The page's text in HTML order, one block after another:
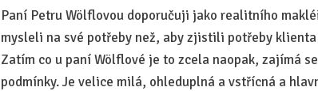
Paní Petru Wölflovou doporučuji jako realitního
mysleli na své potřeby než, aby zjistili potřeby
Zatím co u paní Wölflové je to zcela naopak, zajímá
podmínky. Je velice milá, ohleduplná a vstřícná a